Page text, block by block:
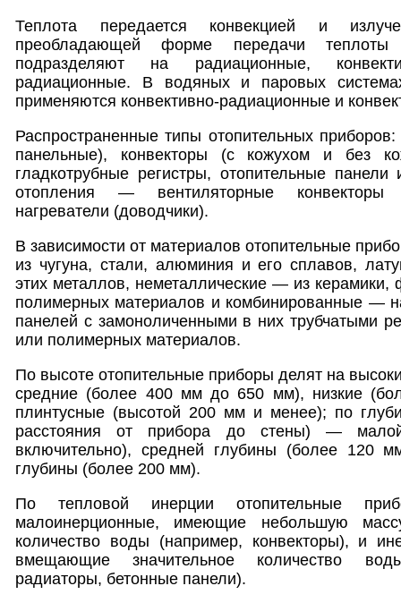
Теплота передается конвекцией и
преобладающей форме передачи теплоты
подразделяют на радиационные,
радиационные. В водяных и паровых
применяются конвективно-радиационные и
Распространенные типы отопительных
панельные), конвекторы (с кожухом и без
гладкотрубные регистры, отопительные
отопления — вентиляторные конвекторы
нагреватели (доводчики).
В зависимости от материалов отопительные
из чугуна, стали, алюминия и его сплавов,
этих металлов, неметаллические — из керамики,
полимерных материалов и комбинированные —
панелей с замоноличенными в них трубчатыми
или полимерных материалов.
По высоте отопительные приборы делят на
средние (более 400 мм до 650 мм), низкие
плинтусные (высотой 200 мм и менее); по
расстояния от прибора до стены) —
включительно), средней глубины (более
глубины (более 200 мм).
По тепловой инерции отопительные
малоинерционные, имеющие небольшую
количество воды (например, конвекторы), и
вмещающие значительное количество
радиаторы, бетонные панели).